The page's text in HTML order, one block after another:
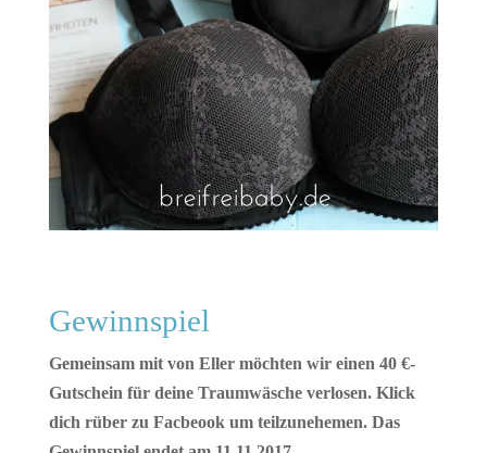
Gewinnspiel
Gemeinsam mit von Eller möchten wir einen 40 €-
Gutschein für deine Traumwäsche verlosen. Klick
dich rüber zu Facbeook um teilzunehemen. Das